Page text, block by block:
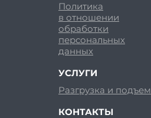
Политика
в отношении
обработки
персональных
данных
УСЛУГИ
Разгрузка и подъем
КОНТАКТЫ